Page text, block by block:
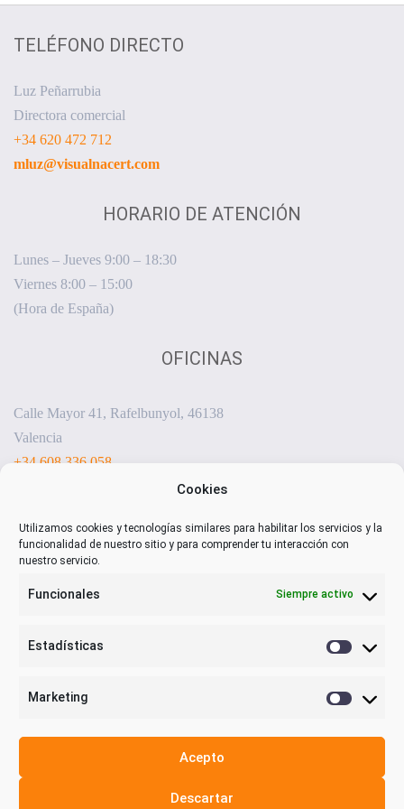
Cookies
Utilizamos cookies y tecnologías similares para habilitar los servicios y la
funcionalidad de nuestro sitio y para comprender tu interacción con
nuestro servicio.
Funcionales Siempre activo
Estadísticas
Marketing
Marketing
Acepto
Descartar
TELÉFONO DIRECTO
Luz Peñarrubia
Directora comercial
+34 620 472 712
mluz@visualnacert.com
HORARIO DE ATENCIÓN
Lunes – Jueves 9:00 – 18:30
Viernes 8:00 – 15:00
(Hora de España)
OFICINAS
Calle Mayor 41, Rafelbunyol, 46138
Valencia
+34 608 336 058
sensorizacion@visualnacert.com
Privacidad y términos legales